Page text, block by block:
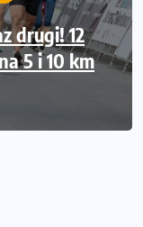
drugi! 12
5 i 10 km